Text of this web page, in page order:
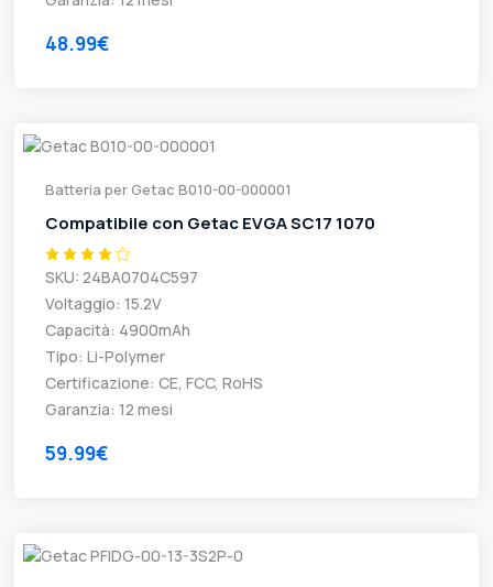
48.99€
Batteria per Getac B010-00-000001
Compatibile con Getac EVGA SC17 1070
SKU: 24BA0704C597
Voltaggio: 15.2V
Capacità: 4900mAh
Tipo: Li-Polymer
Certificazione: CE, FCC, RoHS
Garanzia: 12 mesi
59.99€